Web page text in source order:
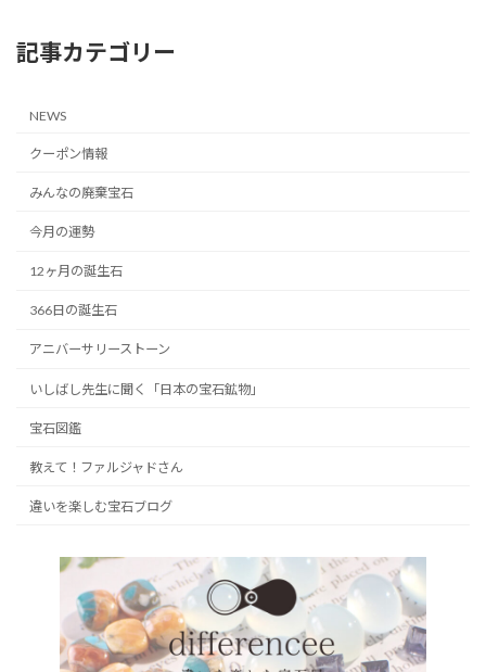
記事カテゴリー
NEWS
クーポン情報
みんなの廃棄宝石
今月の運勢
12ヶ月の誕生石
366日の誕生石
アニバーサリーストーン
いしばし先生に聞く「日本の宝石鉱物」
宝石図鑑
教えて！ファルジャドさん
違いを楽しむ宝石ブログ